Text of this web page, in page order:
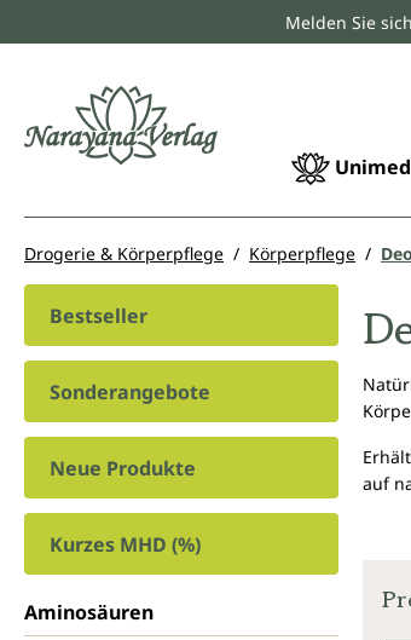
Zur Hauptnavigation springen
Melden Sie
Drogerie & Körperpflege Körperpflege Deo
Bestseller
Sonderangebote
Neue Produkte
Kurzes MHD (%)
Aminosäuren
auf